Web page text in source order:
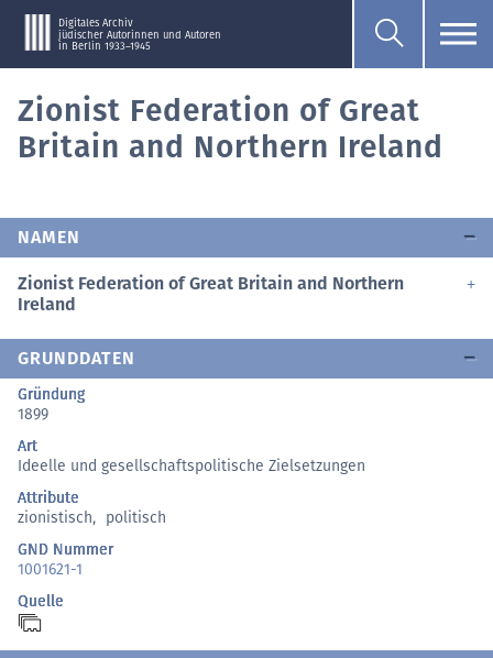
Digitales Archiv
jüdischer Autorinnen und Autoren
in Berlin 1933–1945
Zionist Federation of Great
Britain and Northern Ireland
NAMEN
Zionist Federation of Great Britain and Northern
Ireland
GRUNDDATEN
Gründung
1899
Art
Ideelle und gesellschaftspolitische Zielsetzungen
Attribute
zionistisch, politisch
GND Nummer
1001621-1
Quelle